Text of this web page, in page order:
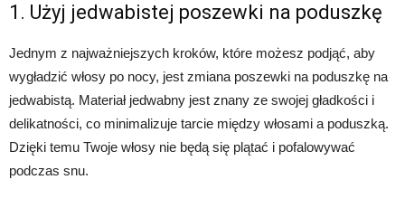
1. Użyj jedwabistej poszewki na poduszkę
Jednym z najważniejszych kroków, które możesz podjąć, aby
wygładzić włosy po nocy, jest zmiana poszewki na poduszkę na
jedwabistą. Materiał jedwabny jest znany ze swojej gładkości i
delikatności, co minimalizuje tarcie między włosami a poduszką.
Dzięki temu Twoje włosy nie będą się plątać i pofalowywać
podczas snu.